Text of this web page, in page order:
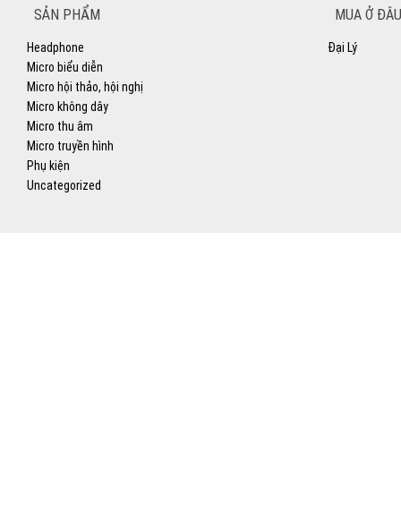
SẢN PHẨM
Headphone
Micro biểu diễn
Micro hội thảo, hội nghị
Micro không dây
Micro thu âm
Micro truyền hình
Phụ kiện
Uncategorized
MUA Ở
Đại Lý